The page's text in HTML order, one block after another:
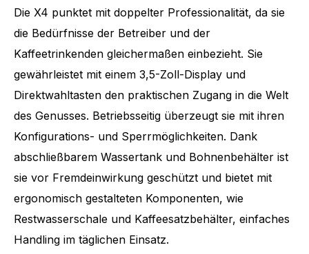
Die X4 punktet mit doppelter Professionalität, da sie
die Bedürfnisse der Betreiber und der
Kaffeetrinkenden gleichermaßen einbezieht. Sie
gewährleistet mit einem 3,5-Zoll-Display und
Direktwahltasten den praktischen Zugang in die Welt
des Genusses. Betriebsseitig überzeugt sie mit ihren
Konfigurations- und Sperrmöglichkeiten. Dank
abschließbarem Wassertank und Bohnenbehälter ist
sie vor Fremdeinwirkung geschützt und bietet mit
ergonomisch gestalteten Komponenten, wie
Restwasserschale und Kaffeesatzbehälter, einfaches
Handling im täglichen Einsatz.